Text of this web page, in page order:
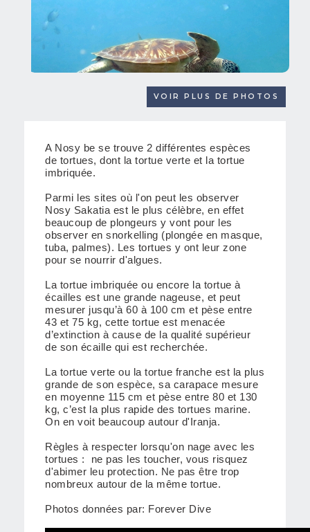
VOIR PLUS DE PHOTOS
A Nosy be se trouve 2 différentes espèces
de tortues, dont la tortue verte et la tortue
imbriquée.
Parmi les sites où l'on peut les observer
Nosy Sakatia est le plus célèbre, en effet
beaucoup de plongeurs y vont pour les
observer en snorkelling (plongée en masque,
tuba, palmes). Les tortues y ont leur zone
pour se nourrir d'algues.
La tortue imbriquée ou encore la tortue à
écailles est une grande nageuse, et peut
mesurer jusqu’à 60 à 100 cm et pèse entre
43 et 75 kg, cette tortue est menacée
d’extinction à cause de la qualité supérieur
de son écaille qui est recherchée.
La tortue verte ou la tortue franche est la plus
grande de son espèce, sa carapace mesure
en moyenne 115 cm et pèse entre 80 et 130
kg, c’est la plus rapide des tortues marine.
On en voit beaucoup autour d'Iranja.
Règles à respecter lorsqu'on nage avec les
tortues : ne pas les toucher, vous risquez
d'abimer leu protection. Ne pas être trop
nombreux autour de la même tortue.
Photos données par: Forever Dive